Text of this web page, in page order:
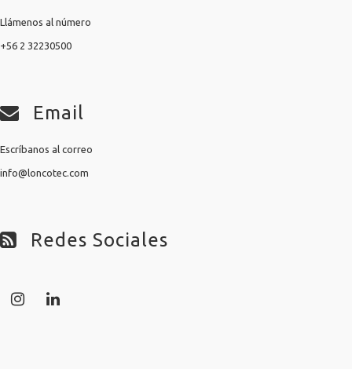
Llámenos al número
+56 2 32230500
Email
Escríbanos al correo
info@loncotec.com
Redes Sociales